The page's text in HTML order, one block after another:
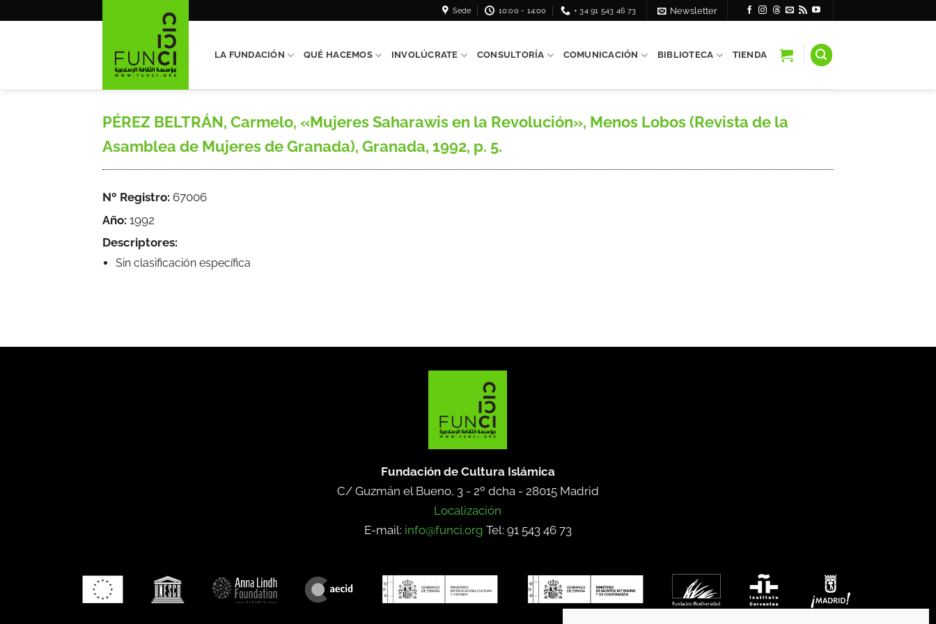
Sede 10:00 - 14:00 + 34 91 543 46 73 Newsletter
LA FUNDACIÓN QUÉ HACEMOS INVOLÚCRATE CONSULTORÍA COMUNICACIÓN BIBLIOTECA TIENDA
PÉREZ BELTRÁN, Carmelo, «Mujeres Saharawis en la Revolución», Menos Lobos (Revista de la
Asamblea de Mujeres de Granada), Granada, 1992, p. 5.
Nº Registro: 67006
Año: 1992
Descriptores:
Sin clasificación específica
Fundación de Cultura Islámica
C/ Guzmán el Bueno, 3 - 2º dcha - 28015 Madrid
Localización
E-mail: info@funci.org Tel: 91 543 46 73